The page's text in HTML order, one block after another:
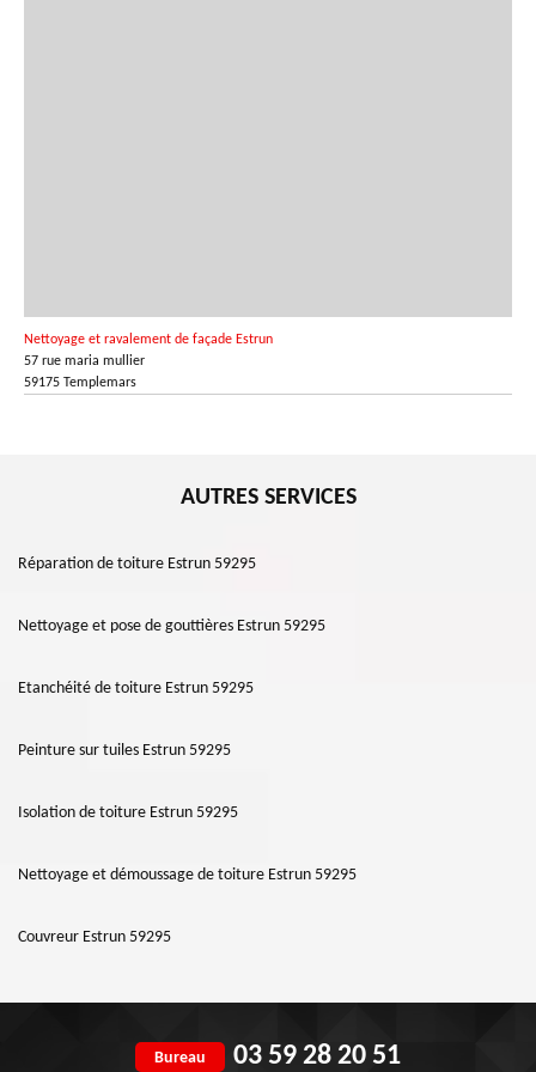
Nettoyage et ravalement de façade Estrun
57 rue maria mullier
59175 Templemars
AUTRES SERVICES
Réparation de toiture Estrun 59295
Nettoyage et pose de gouttières Estrun 59295
Etanchéité de toiture Estrun 59295
Peinture sur tuiles Estrun 59295
Isolation de toiture Estrun 59295
Nettoyage et démoussage de toiture Estrun 59295
Couvreur Estrun 59295
Bureau 03 59 28 20 51